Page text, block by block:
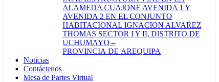
ALAMEDA CUAJONE AVENIDA 1 Y
AVENIDA 2 EN EL CONJUNTO
HABITACIONAL IGNACION ALVAREZ
THOMAS SECTOR I Y II, DISTRITO DE
UCHUMAYO –
PROVINCIA DE AREQUIPA
Noticias
Contáctenos
Mesa de Partes Virtual